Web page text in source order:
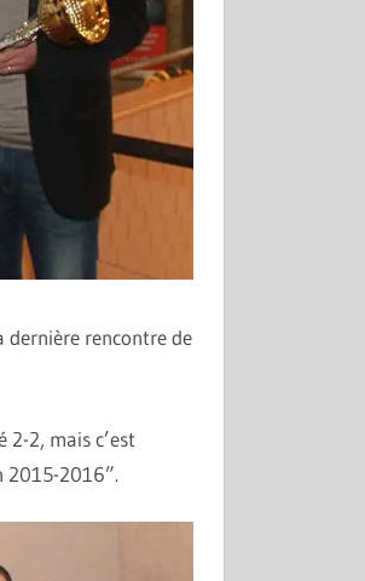
dernière rencontre de
2, mais c’est
2015-2016”.